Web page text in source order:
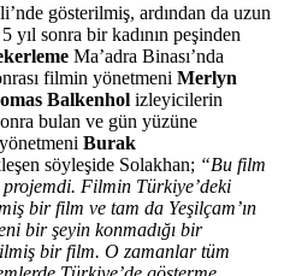
gösterilmiş, ardından da uzun
yıl sonra bir kadının peşinden
Ma’adra Binası’nda
filmin yönetmeni Merlyn
Balkenhol izleyicilerin
bulan ve gün yüzüne
Burak
söyleşide Solakhan; “Bu film
Filmin Türkiye’deki
bir film ve tam da Yeşilçam’ın
bir şeyin konmadığı bir
bir film. O zamanlar tüm